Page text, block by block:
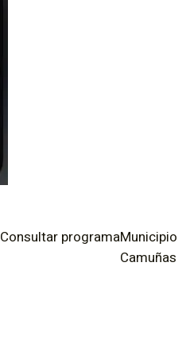
Consultar programaMunicipio
Camuñas